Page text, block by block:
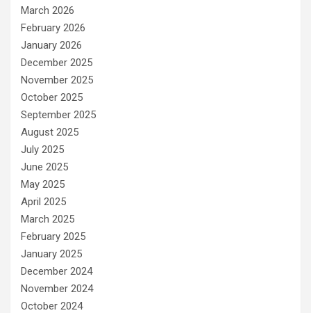
March 2026
February 2026
January 2026
December 2025
November 2025
October 2025
September 2025
August 2025
July 2025
June 2025
May 2025
April 2025
March 2025
February 2025
January 2025
December 2024
November 2024
October 2024